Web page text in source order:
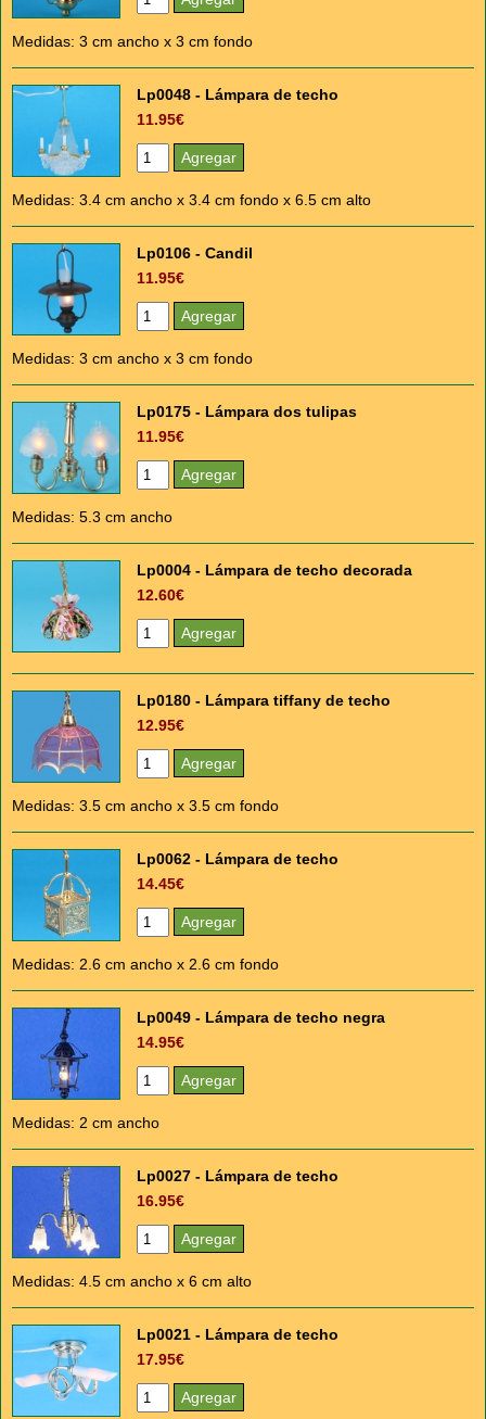
Medidas: 3 cm ancho x 3 cm fondo
Lp0048 - Lámpara de techo
11.95€
Medidas: 3.4 cm ancho x 3.4 cm fondo x 6.5 cm alto
Lp0106 - Candil
11.95€
Medidas: 3 cm ancho x 3 cm fondo
Lp0175 - Lámpara dos tulipas
11.95€
Medidas: 5.3 cm ancho
Lp0004 - Lámpara de techo decorada
12.60€
Lp0180 - Lámpara tiffany de techo
12.95€
Medidas: 3.5 cm ancho x 3.5 cm fondo
Lp0062 - Lámpara de techo
14.45€
Medidas: 2.6 cm ancho x 2.6 cm fondo
Lp0049 - Lámpara de techo negra
14.95€
Medidas: 2 cm ancho
Lp0027 - Lámpara de techo
16.95€
Medidas: 4.5 cm ancho x 6 cm alto
Lp0021 - Lámpara de techo
17.95€